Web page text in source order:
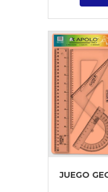
JUEGO